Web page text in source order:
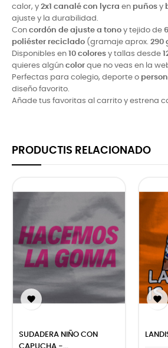
calor, y 2x1 canalé con lycra en puños y
ajuste y la durabilidad.
Con cordón de ajuste a tono y tejido de
poliéster reciclado (gramaje aprox. 290
Disponibles en 10 colores y tallas desde
quieres algún color que no veas en la
Perfectas para colegio, deporte o
diseño favorito.
Añade tus favoritas al carrito y estrena
PRODUCTIS RELACIONADO

SUDADERA NIÑO CON
